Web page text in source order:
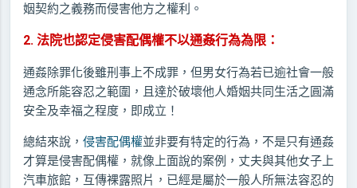
姻契約之義務而侵害他方之權利。
2. 法院也認定侵害配偶權不以通姦行為為限：
通姦除罪化後雖刑事上不成罪，但男女行為若已逾社會一般
通念所能容忍之範圍，且達於破壞他人婚姻共同生活之圓滿
安全及幸福之程度，即成立！
總結來說， 侵害配偶權並非要有特定的行為，不是只有通姦
才算是侵害配偶權，就像上面說的案例，丈夫與其他女子上
汽車旅館，互傳裸露照片，已經是屬於一般人所無法容忍的